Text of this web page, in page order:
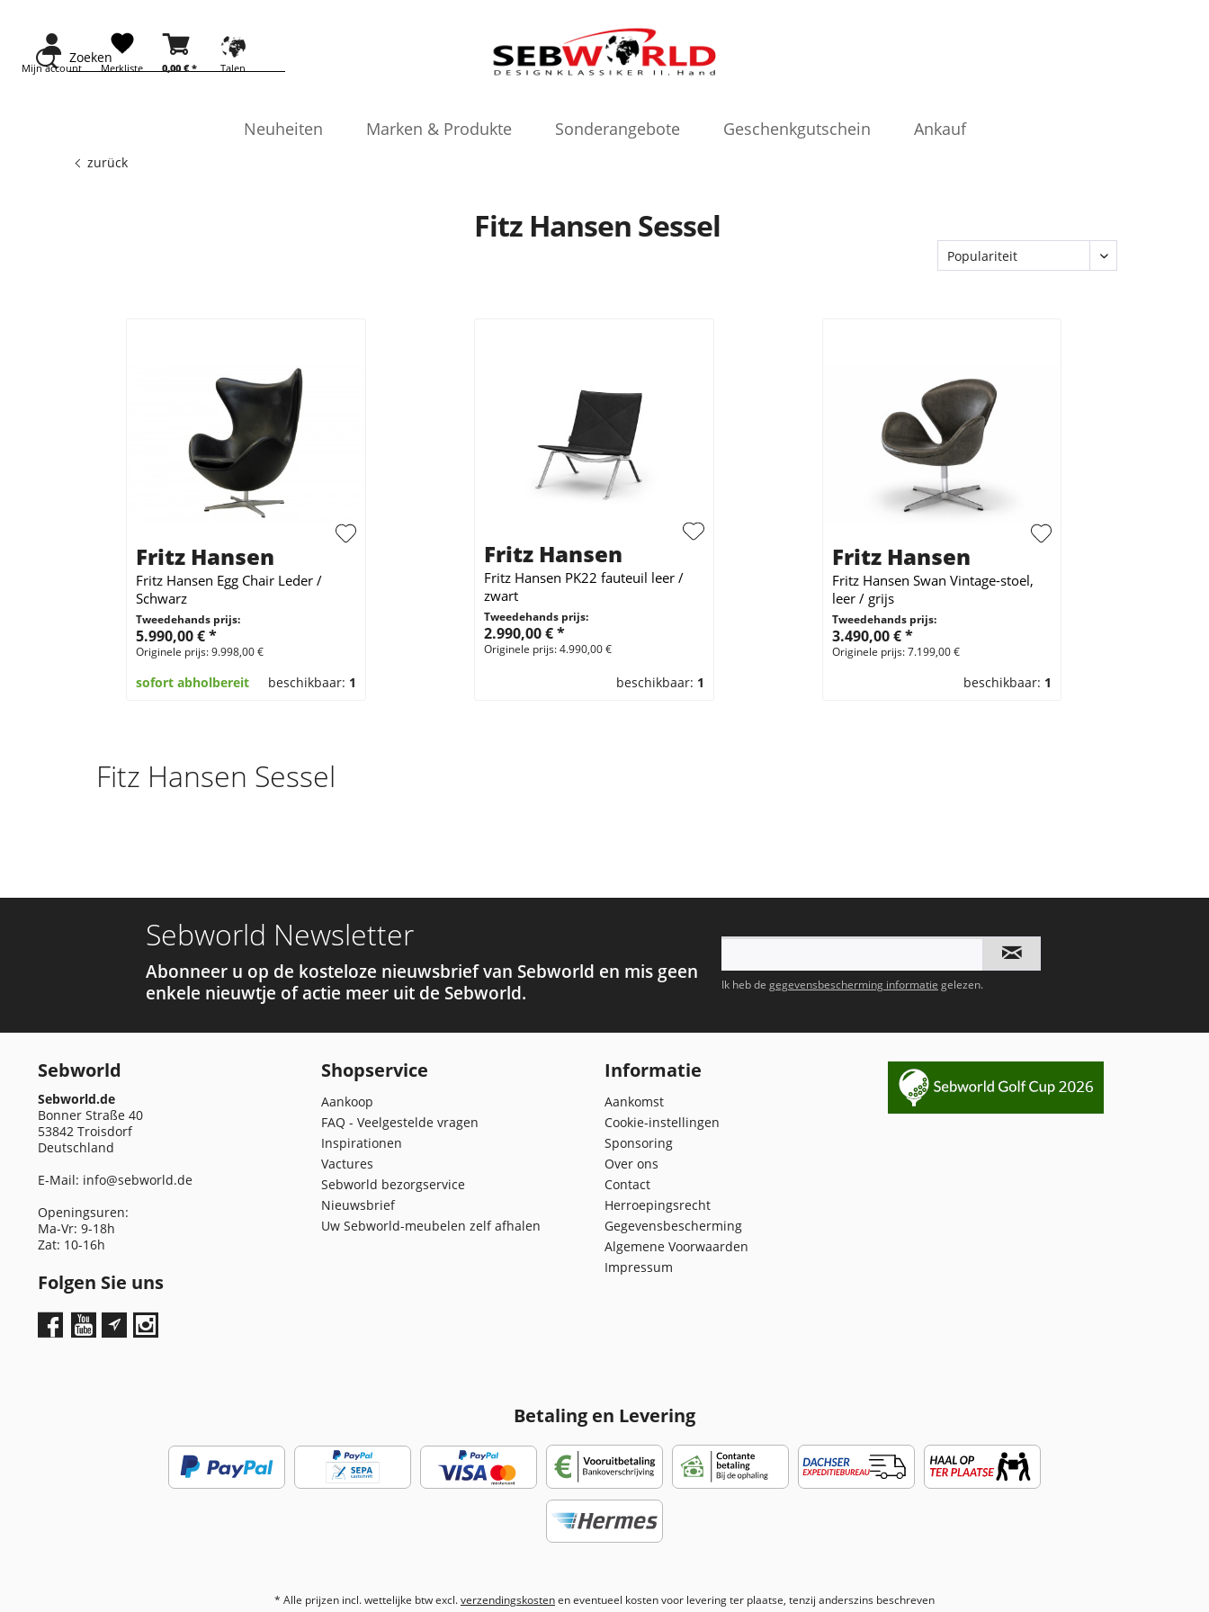
Zoeken
Mijn account 0,00 € *
Merkliste Talen
Neuheiten Marken & Produkte Sonderangebote Geschenkgutschein Ankauf
zurück
Fitz Hansen Sessel
Fritz Hansen
Fritz Hansen Egg Chair Leder /
Schwarz
Tweedehands prijs:
5.990,00 € *
Originele prijs: 9.998,00 €
sofort abholbereit beschikbaar: 1
Fritz Hansen
Fritz Hansen PK22 fauteuil leer /
zwart
Tweedehands prijs:
2.990,00 € *
Originele prijs: 4.990,00 €
beschikbaar: 1
Fritz Hansen
Fritz Hansen Swan Vintage-stoel,
leer / grijs
Tweedehands prijs:
3.490,00 € *
Originele prijs: 7.199,00 €
beschikbaar: 1
Fitz Hansen Sessel
Sebworld Newsletter
Abonneer u op de kosteloze nieuwsbrief van Sebworld en mis geen
enkele nieuwtje of actie meer uit de Sebworld.
Ik heb de gegevensbescherming informatie gelezen.
Sebworld
Sebworld.de
Bonner Straße 40
53842 Troisdorf
Deutschland
E-Mail: info@sebworld.de
Openingsuren:
Ma-Vr: 9-18h
Zat: 10-16h
Folgen Sie uns
Shopservice
Aankoop
FAQ - Veelgestelde vragen
Inspirationen
Vactures
Sebworld bezorgservice
Nieuwsbrief
Uw Sebworld-meubelen zelf afhalen
Informatie
Aankomst
Cookie-instellingen
Sponsoring
Over ons
Contact
Herroepingsrecht
Gegevensbescherming
Algemene Voorwaarden
Impressum
Betaling en Levering
* Alle prijzen incl. wettelijke btw excl.verzendingskostenen eventueel kosten voor levering ter plaatse, tenzij anderszins beschreven